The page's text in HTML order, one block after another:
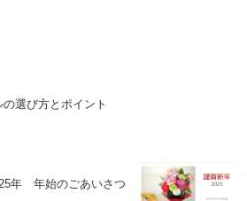
選び方とポイント
年 年始のごあいさつ